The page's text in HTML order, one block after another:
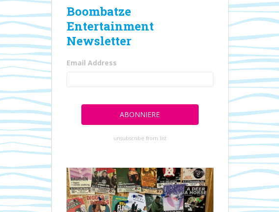
Boombatze
Entertainment
Newsletter
Email Address
unsubscribe from list